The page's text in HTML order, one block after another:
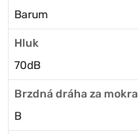
Barum
Hluk
70dB
Brzdná dráha za mokra
B